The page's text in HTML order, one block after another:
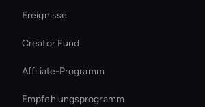
Live Video Avatar
Ai Avatar For Marketing
Ereignisse
Creator Fund
Affiliate-Programm
Empfehlungsprogramm